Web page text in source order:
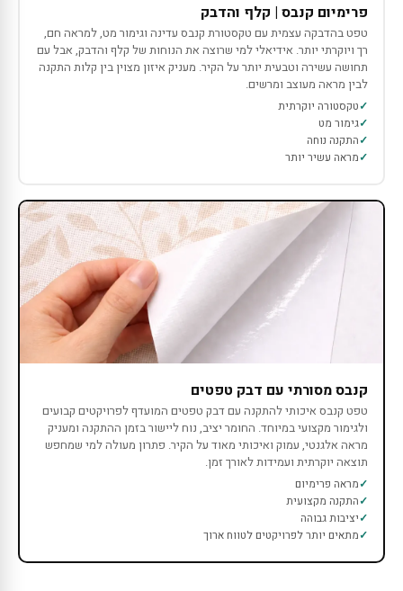
פרימיום קנבס | קלף והדבק
טפט בהדבקה עצמית עם טקסטורת קנבס עדינה וגימור מט, למראה חם,
רך ויוקרתי יותר. אידיאלי למי שרוצה את הנוחות של קלף והדבק, אבל עם
תחושה עשירה וטבעית יותר על הקיר. מעניק איזון מצוין בין קלות התקנה
לבין מראה מעוצב ומרשים.
טקסטורה יוקרתית
גימור מט
התקנה נוחה
מראה עשיר יותר
קנבס מסורתי עם דבק טפטים
טפט קנבס איכותי להתקנה עם דבק טפטים המועדף לפרויקטים קבועים
ולגימור מקצועי במיוחד. החומר יציב, נוח ליישור בזמן ההתקנה ומעניק
מראה אלגנטי, עמוק ואיכותי מאוד על הקיר. פתרון מעולה למי שמחפש
תוצאה יוקרתית ועמידות לאורך זמן.
מראה פרימיום
התקנה מקצועית
יציבות גבוהה
מתאים יותר לפרויקטים לטווח ארוך